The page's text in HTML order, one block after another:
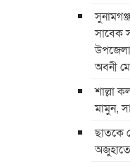
সাবেক
অবনী
শাল্লা
মামুন,
ছাতকে